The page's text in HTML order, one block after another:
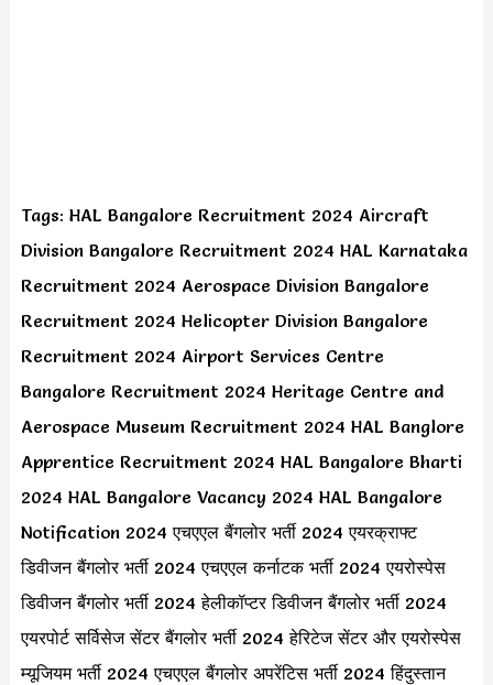
Tags: HAL Bangalore Recruitment 2024 Aircraft
Division Bangalore Recruitment 2024 HAL Karnataka
Recruitment 2024 Aerospace Division Bangalore
Recruitment 2024 Helicopter Division Bangalore
Recruitment 2024 Airport Services Centre
Bangalore Recruitment 2024 Heritage Centre and
Aerospace Museum Recruitment 2024 HAL Banglore
Apprentice Recruitment 2024 HAL Bangalore Bharti
2024 HAL Bangalore Vacancy 2024 HAL Bangalore
Notification 2024 एचएएल बैंगलोर भर्ती 2024 एयरक्राफ्ट
डिवीजन बैंगलोर भर्ती 2024 एचएएल कर्नाटक भर्ती 2024 एयरोस्पेस
डिवीजन बैंगलोर भर्ती 2024 हेलीकॉप्टर डिवीजन बैंगलोर भर्ती 2024
एयरपोर्ट सर्विसेज सेंटर बैंगलोर भर्ती 2024 हेरिटेज सेंटर और एयरोस्पेस
म्यूजियम भर्ती 2024 एचएएल बैंगलोर अपरेंटिस भर्ती 2024 हिंदुस्तान